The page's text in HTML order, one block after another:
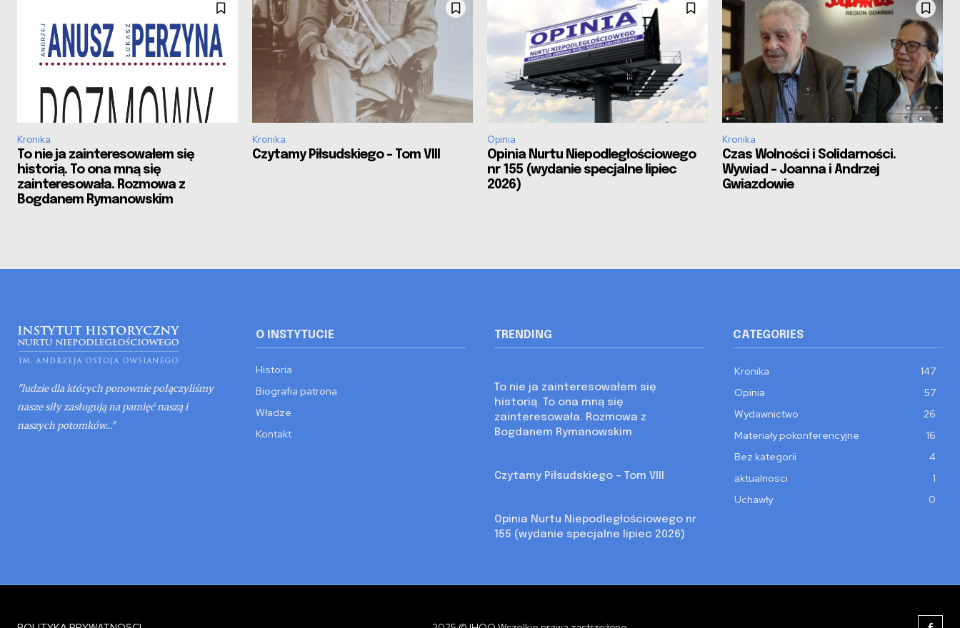
Kronika
To nie ja zainteresowałem się
historią. To ona mną się
zainteresowała. Rozmowa z
Bogdanem Rymanowskim
Kronika
Czytamy Piłsudskiego – Tom VIII
Opinia
Opinia Nurtu Niepodległościowego
nr 155 (wydanie specjalne lipiec
2026)
Kronika
Czas Wolności i Solidarności.
Wywiad – Joanna i Andrzej
Gwiazdowie
"ludzie dla których ponownie połączyliśmy
nasze siły zasługują na pamięć naszą i
naszych potomków..."
O INSTYTUCIE
Historia
Biografia patrona
Władze
Kontakt
TRENDING
To nie ja zainteresowałem się
historią. To ona mną się
zainteresowała. Rozmowa z
Bogdanem Rymanowskim
Czytamy Piłsudskiego – Tom VIII
Opinia Nurtu Niepodległościowego nr
155 (wydanie specjalne lipiec 2026)
CATEGORIES
Kronika
147
Opinia
57
Wydawnictwo
26
Materiały pokonferencyjne
16
Bez kategorii
4
aktualnosci
1
Uchawły
0